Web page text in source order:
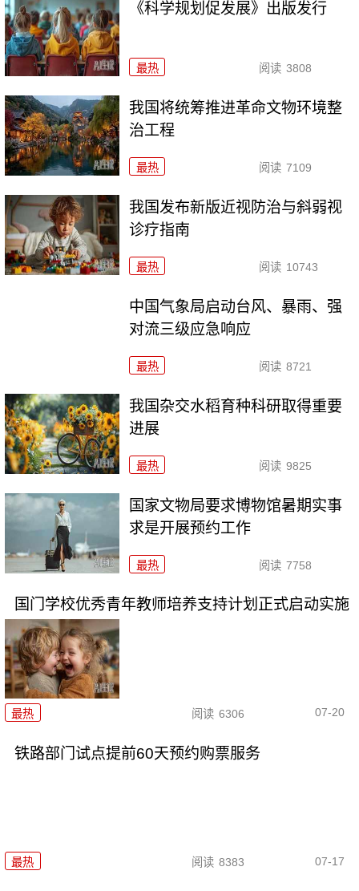
《科学规划促发展》出版发行
最热 阅读 3808
我国将统筹推进革命文物环境整
治工程
最热 阅读 7109
我国发布新版近视防治与斜弱视
诊疗指南
最热 阅读 10743
中国气象局启动台风、暴雨、强
对流三级应急响应
最热 阅读 8721
我国杂交水稻育种科研取得重要
进展
最热 阅读 9825
国家文物局要求博物馆暑期实事
求是开展预约工作
最热 阅读 7758
国门学校优秀青年教师培养支持计划正式启动实施
最热 阅读 6306 07-20
铁路部门试点提前60天预约购票服务
最热 阅读 8383 07-17